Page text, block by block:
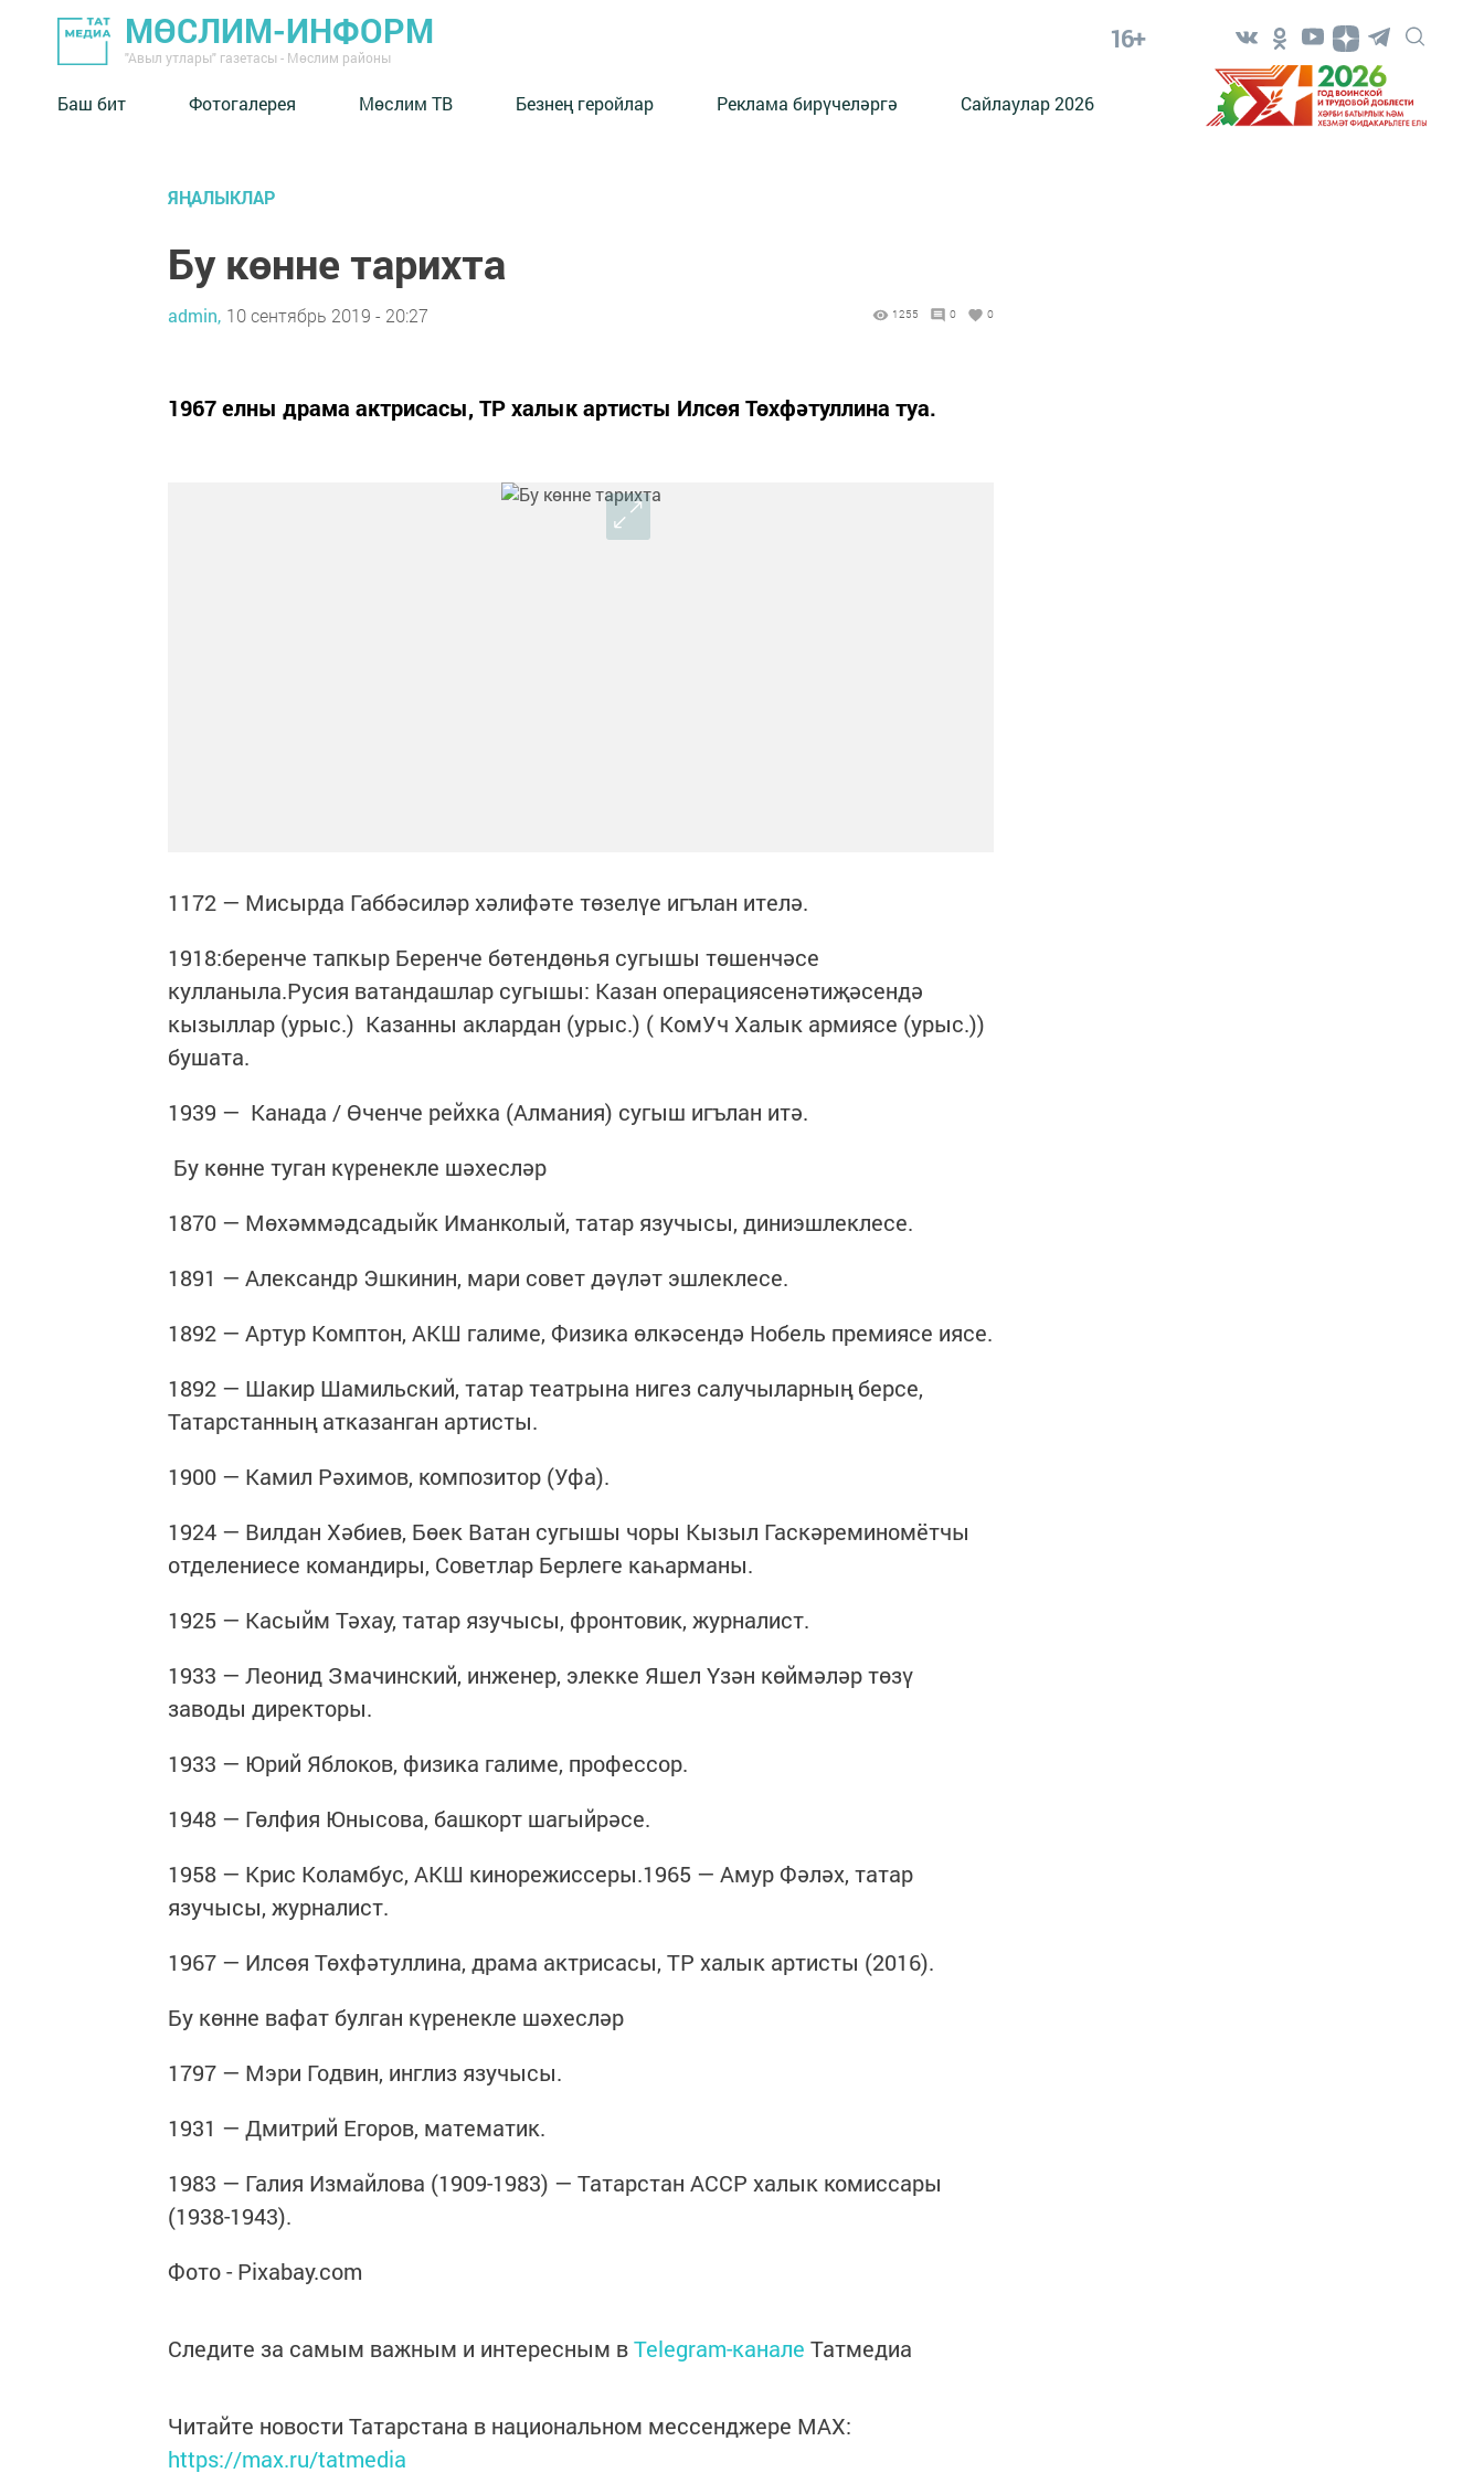
МӨСЛИМ-ИНФОРМ
"Авыл утлары" газетасы - Мөслим районы
16+
Баш бит Фотогалерея Мөслим ТВ Безнең геройлар Реклама бирүчеләргә Сайлаулар 2026
ЯҢАЛЫКЛАР
Бу көнне тарихта
admin, 10 сентябрь 2019 - 20:27 1255 0 0
1967 елны драма актрисасы, ТР халык артисты Илсөя Төхфәтуллина туа.
1172 — Мисырда Габбәсиләр хәлифәте төзелүе игълан ителә.
1918:беренче тапкыр Беренче бөтендөнья сугышы төшенчәсе
кулланыла.Русия ватандашлар сугышы: Казан операциясенәтиҗәсендә
кызыллар (урыс.) Казанны аклардан (урыс.) ( КомУч Халык армиясе (урыс.))
бушата.
1939 — Канада / Өченче рейхка (Алмания) сугыш игълан итә.
Бу көнне туган күренекле шәхесләр
1870 — Мөхәммәдсадыйк Иманколый, татар язучысы, диниэшлеклесе.
1891 — Александр Эшкинин, мари совет дәүләт эшлеклесе.
1892 — Артур Комптон, АКШ галиме, Физика өлкәсендә Нобель премиясе иясе.
1892 — Шакир Шамильский, татар театрына нигез салучыларның берсе,
Татарстанның атказанган артисты.
1900 — Камил Рәхимов, композитор (Уфа).
1924 — Вилдан Хәбиев, Бөек Ватан сугышы чоры Кызыл Гаскәреминомётчы
отделениесе командиры, Советлар Берлеге каһарманы.
1925 — Касыйм Тәхау, татар язучысы, фронтовик, журналист.
1933 — Леонид Змачинский, инженер, элекке Яшел Үзән көймәләр төзү
заводы директоры.
1933 — Юрий Яблоков, физика галиме, профессор.
1948 — Гөлфия Юнысова, башкорт шагыйрәсе.
1958 — Крис Коламбус, АКШ кинорежиссеры.1965 — Амур Фәләх, татар
язучысы, журналист.
1967 — Илсөя Төхфәтуллина, драма актрисасы, ТР халык артисты (2016).
Бу көнне вафат булган күренекле шәхесләр
1797 — Мэри Годвин, инглиз язучысы.
1931 — Дмитрий Егоров, математик.
1983 — Галия Измайлова (1909-1983) — Татарстан АССР халык комиссары
(1938-1943).
Фото - Pixabay.com
Следите за самым важным и интересным вTelegram-канале Татмедиа
Читайте новости Татарстана в национальном мессенджере MАХ:
https://max.ru/tatmedia